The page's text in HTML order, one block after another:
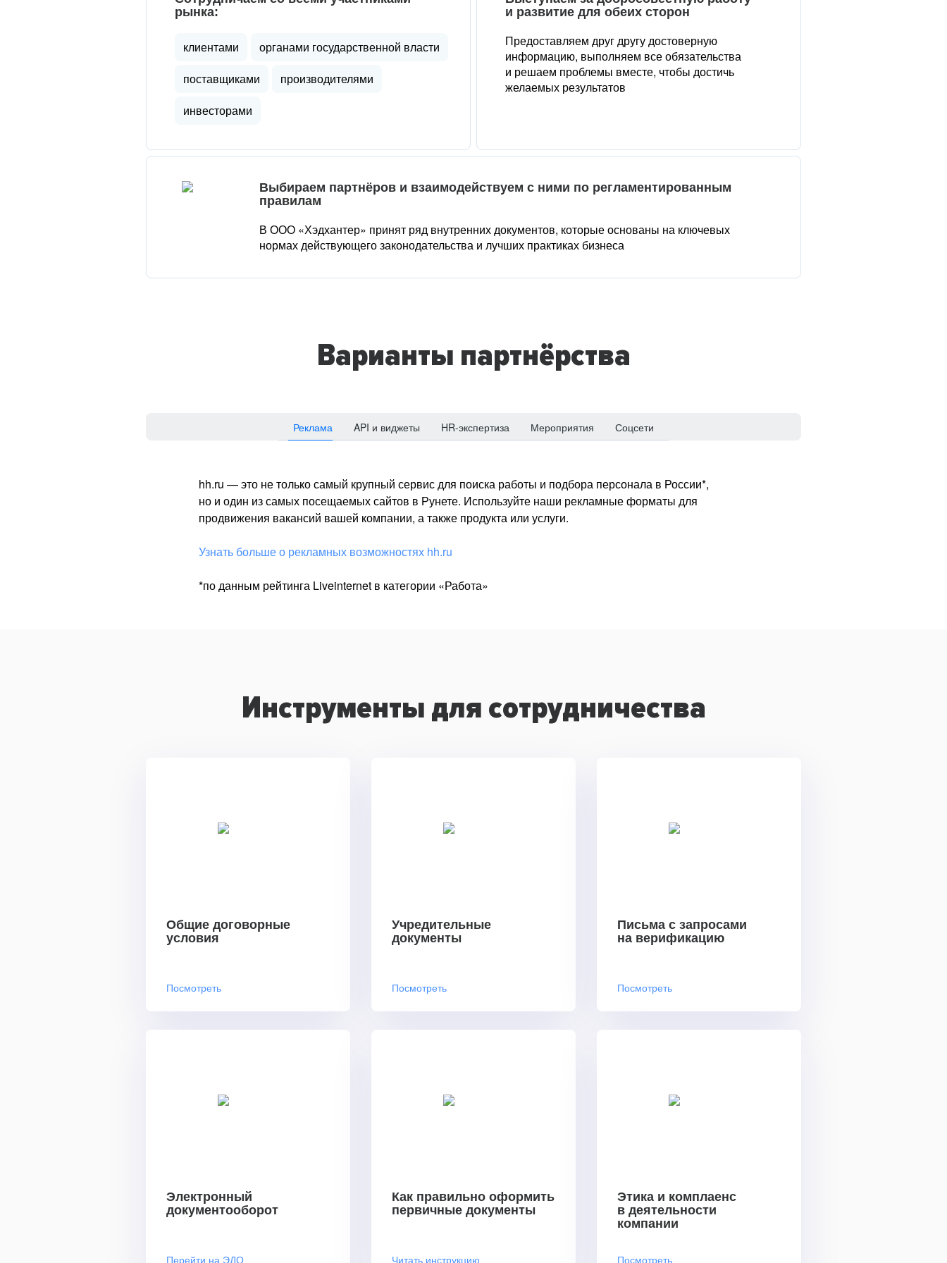
рынка:
клиентами
органами государственной власти
поставщиками
производителями
инвесторами
и развитие для обеих сторон
Предоставляем друг другу достоверную
информацию, выполняем все обязательства
и решаем проблемы вместе, чтобы достичь
желаемых результатов
Выбираем партнёров и взаимодействуем с ними по регламентированным
правилам
В ООО «Хэдхантер» принят ряд внутренних документов, которые основаны на ключевых
нормах действующего законодательства и лучших практиках бизнеса
Варианты партнёрства
Реклама API и виджеты HR-экспертиза Мероприятия Соцсети
hh.ru — это не только самый крупный сервис для поиска работы и подбора персонала в России*,
но и один из самых посещаемых сайтов в Рунете. Используйте наши рекламные форматы для
продвижения вакансий вашей компании, а также продукта или услуги.
Узнать больше о рекламных возможностях hh.ru
*по данным рейтинга Liveinternet в категории «Работа»
Инструменты для сотрудничества
Общие договорные
условия
Посмотреть
Учредительные
документы
Посмотреть
Письма с запросами
на верификацию
Посмотреть
Электронный
документооборот
Перейти на ЭДО
Как правильно оформить
первичные документы
Читать инструкцию
Этика и комплаенс
в деятельности
компании
Посмотреть